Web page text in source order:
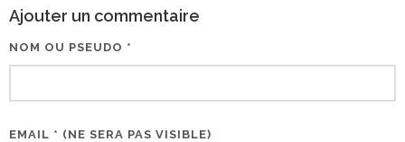
Ajouter un commentaire
NOM OU PSEUDO *
EMAIL * (NE SERA PAS VISIBLE)